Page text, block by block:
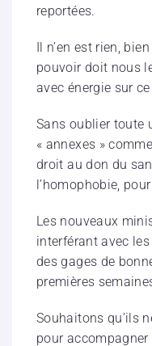
reportées.
Il n’en est rien,
pouvoir doit nous
avec énergie sur
Sans oublier toute
« annexes »
droit au don du
l’homophobie,
Les nouveaux
interférant avec
des gages de
premières
Souhaitons qu’ils
pour accompagner